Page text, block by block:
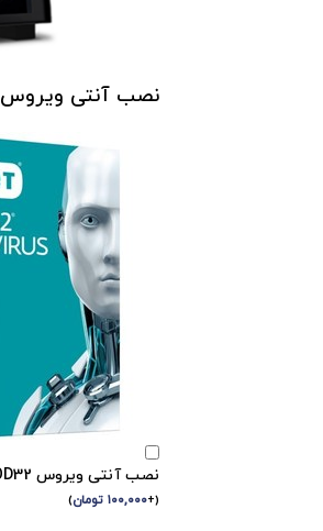
نصب آنتی ویروس
نصب آنتی ویروس NOD32 یک ساله
(
+۱۰۰,۰۰۰ تومان)